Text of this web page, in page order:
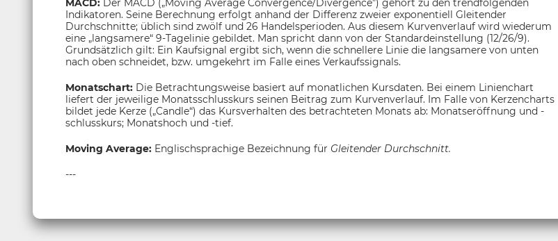
MACD: Der MACD („Moving Average Convergence/Divergence”) gehört zu den trendfolgenden
Indikatoren. Seine Berechnung erfolgt anhand der Differenz zweier exponentiell Gleitender
Durchschnitte; üblich sind zwölf und 26 Handelsperioden. Aus diesem Kurvenverlauf wird wiederum
eine „langsamere“ 9-Tagelinie gebildet. Man spricht dann von der Standardeinstellung (12/26/9).
Grundsätzlich gilt: Ein Kaufsignal ergibt sich, wenn die schnellere Linie die langsamere von unten
nach oben schneidet, bzw. umgekehrt im Falle eines Verkaufssignals.
Monatschart: Die Betrachtungsweise basiert auf monatlichen Kursdaten. Bei einem Linienchart
liefert der jeweilige Monatsschlusskurs seinen Beitrag zum Kurvenverlauf. Im Falle von Kerzencharts
bildet jede Kerze („Candle“) das Kursverhalten des betrachteten Monats ab: Monatseröffnung und -
schlusskurs; Monatshoch und -tief.
Moving Average: Englischsprachige Bezeichnung für Gleitender Durchschnitt.
---